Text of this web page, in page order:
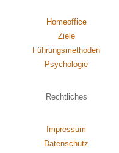
Homeoffice
Ziele
Führungsmethoden
Psychologie
Rechtliches
Impressum
Datenschutz